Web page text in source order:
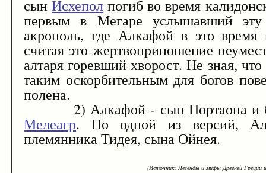
сынИсхепол погиб во время
первым в Мегаре услышавший эту
акрополь, где Алкафой в это
считая это жертвоприношение
алтаря горевший хворост. Не зная,
таким оскорбительным для богов
полена.
2) Алкафой - сын Портаона и
Мелеагр. По одной из версий,
племянника Тидея, сына Ойнея.
(Источник: Легенды и мифы Древней